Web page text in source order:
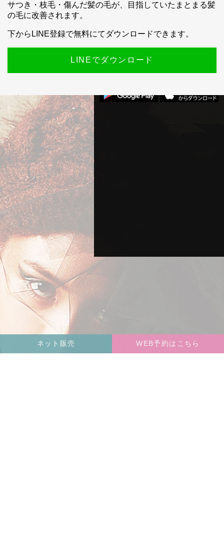
サつき・枝毛・傷んだ髪の毛が、目指していたまとまる髪
の毛に改善されます。
下からLINE登録で無料にてダウンロードできます。
LINEでダウンロード
ネット販売 WEB予約はこちら